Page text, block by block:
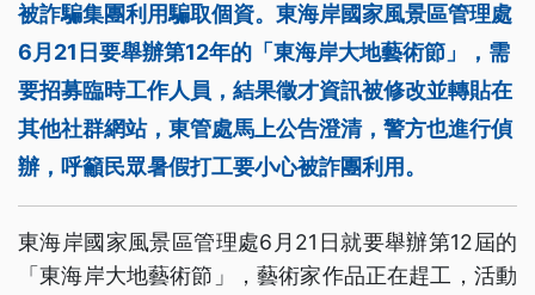
被詐騙集團利用騙取個資。東海岸國家風景區管理處
6月21日要舉辦第12年的「東海岸大地藝術節」，需
要招募臨時工作人員，結果徵才資訊被修改並轉貼在
其他社群網站，東管處馬上公告澄清，警方也進行偵
辦，呼籲民眾暑假打工要小心被詐團利用。
東海岸國家風景區管理處6月21日就要舉辦第12屆的
「東海岸大地藝術節」，藝術家作品正在趕工，活動